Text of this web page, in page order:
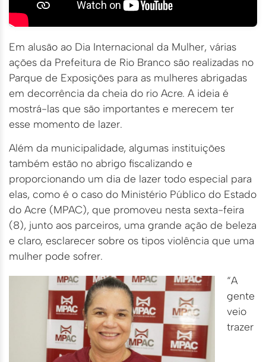
Em alusão ao Dia Internacional da Mulher, várias
ações da Prefeitura de Rio Branco são realizadas no
Parque de Exposições para as mulheres abrigadas
em decorrência da cheia do rio Acre. A ideia é
mostrá-las que são importantes e merecem ter
esse momento de lazer.
Além da municipalidade, algumas instituições
também estão no abrigo fiscalizando e
proporcionando um dia de lazer todo especial para
elas, como é o caso do Ministério Público do Estado
do Acre (MPAC), que promoveu nesta sexta-feira
(8), junto aos parceiros, uma grande ação de beleza
e claro, esclarecer sobre os tipos violência que uma
mulher pode sofrer.
“A
gente
veio
trazer